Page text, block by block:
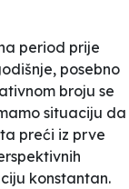
period prije
posebno
broju se
situaciju da
preći iz prve
konstantan.